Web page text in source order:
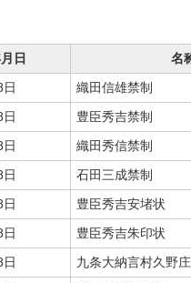
日 名
織田信雄禁制
豊臣秀吉禁制
織田秀信禁制
石田三成禁制
豊臣秀吉安堵状
豊臣秀吉朱印状
九条大納言村久野